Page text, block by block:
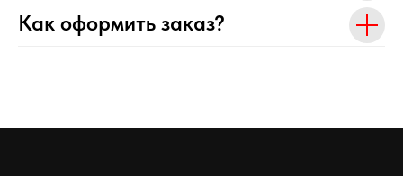
Как оформить заказ?